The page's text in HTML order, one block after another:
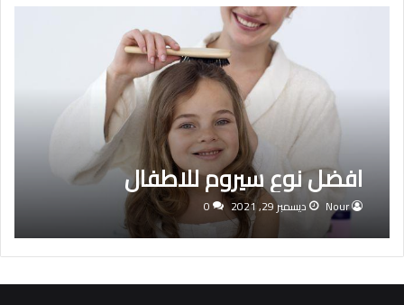
افضل نوع سيروم للاطفال
Nour ديسمبر 29, 2021 0